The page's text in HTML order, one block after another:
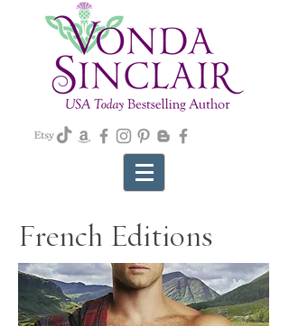
French Editions